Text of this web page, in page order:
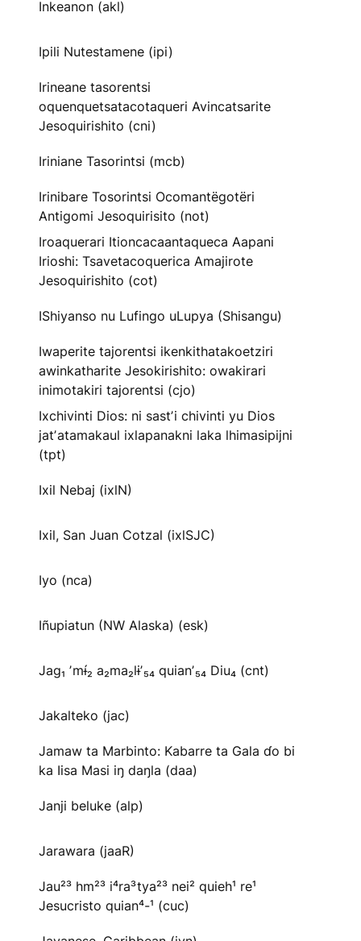
Inkeanon (akl)
Ipili Nutestamene (ipi)
Irineane tasorentsi
oquenquetsatacotaqueri Avincatsarite
Jesoquirishito (cni)
Iriniane Tasorintsi (mcb)
Irinibare Tosorintsi Ocomantëgotëri
Antigomi Jesoquirisito (not)
Iroaquerari Itioncacaantaqueca Aapani
Irioshi: Tsavetacoquerica Amajirote
Jesoquirishito (cot)
IShiyanso nu Lufingo uLupya (Shisangu)
Iwaperite tajorentsi ikenkithatakoetziri
awinkatharite Jesokirishito: owakirari
inimotakiri tajorentsi (cjo)
Ixchivinti Dios: ni sastʼi chivinti yu Dios
jatʼatamakaul ixlapanakni laka lhimasipijni
(tpt)
Ixil Nebaj (ixlN)
Ixil, San Juan Cotzal (ixlSJC)
Iyo (nca)
Iñupiatun (NW Alaska) (esk)
Jag₁ ʼmɨ́₂ a₂ma₂lɨʼ₅₄ quianʼ₅₄ Diu₄ (cnt)
Jakalteko (jac)
Jamaw ta Marbinto: Kabarre ta Gala ɗo bi
ka Iisa Masi iŋ daŋla (daa)
Janji beluke (alp)
Jarawara (jaaR)
Jau²³ hm²³ i⁴ra³tya²³ nei² quieh¹ re¹
Jesucristo quian⁴-¹ (cuc)